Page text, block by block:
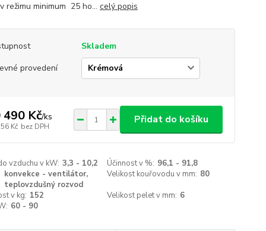
režimu minimum 25 ho... celý popis
Skladem
provedení
490 Kč/ks
Kč bez DPH
Přidat do košíku
vzduchu v kW: 3,3 - 10,2 Účinnost v %: 96,1 - 91,8
konvekce - ventilátor,
teplovzdušný rozvod
Velikost kouřovodu v mm: 80
v kg: 152 Velikost pelet v mm: 6
60 - 90